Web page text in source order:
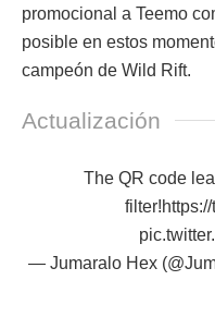
promocional a Teemo
posible en estos
campeón de Wild Rift.
Actualización
The QR code
filter!
— Jumaralo Hex